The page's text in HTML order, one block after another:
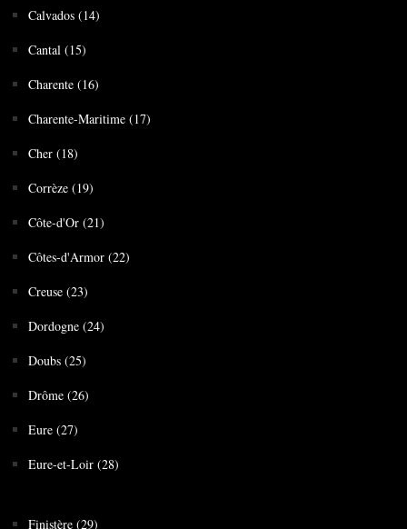
Calvados (14)
Cantal (15)
Charente (16)
Charente-Maritime (17)
Cher (18)
Corrèze (19)
Côte-d'Or (21)
Côtes-d'Armor (22)
Creuse (23)
Dordogne (24)
Doubs (25)
Drôme (26)
Eure (27)
Eure-et-Loir (28)
Finistère (29)